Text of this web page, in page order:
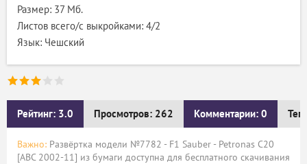
Размер: 37 Мб.
Листов всего/с выкройками: 4/2
Язык: Чешский
Рейтинг: 3.0 Просмотров: 262 Комментарии: 0
Важно: Развёртка модели №7782 - F1 Sauber - Petronas C20
[ABC 2002-11] из бумаги доступна для бесплатного скачивания